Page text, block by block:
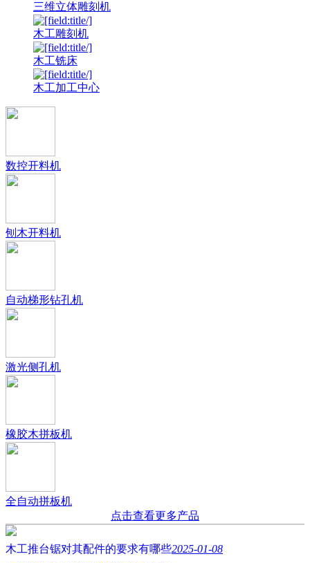
三维立体雕刻机
木工雕刻机
木工铣床
木工加工中心
数控开料机
刨木开料机
自动梯形钻孔机
激光侧孔机
橡胶木拼板机
全自动拼板机
点击查看更多产品
木工推台锯对其配件的要求有哪些2025-01-08